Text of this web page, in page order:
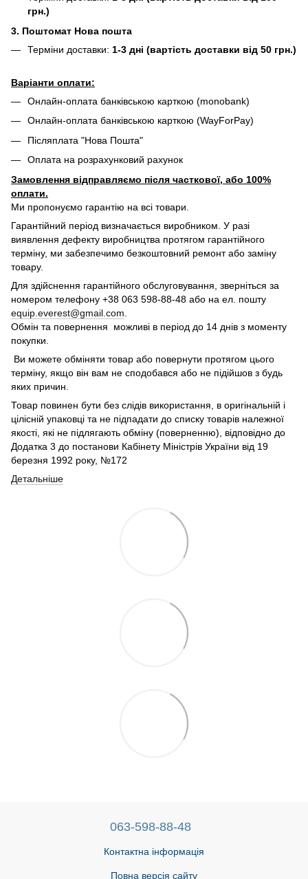
грн.)
3. Поштомат Нова пошта
Терміни доставки: 1-3 дні (вартість доставки від 50 грн.)
Варіанти оплати:
Онлайн-оплата банківською карткою (monobank)
Онлайн-оплата банківською карткою (WayForPay)
Післяплата "Нова Пошта"
Оплата на розрахунковий рахунок
Замовлення відправляємо після часткової, або 100%
оплати.
Ми пропонуємо гарантію на всі товари.
Гарантійний період визначається виробником. У разі
виявлення дефекту виробництва протягом гарантійного
терміну, ми забезпечимо безкоштовний ремонт або заміну
товару.
Для здійснення гарантійного обслуговування, зверніться за
номером телефону +38 063 598-88-48 або на ел. пошту
equip.everest@gmail.com
Обмін та повернення можливі в період до 14 днів з моменту
покупки.
Ви можете обміняти товар або повернути протягом цього
терміну, якщо він вам не сподобався або не підійшов з будь
яких причин.
Товар повинен бути без слідів використання, в оригінальній і
цілісній упаковці та не підпадати до списку товарів належної
якості, які не підлягають обміну (поверненню), відповідно до
Додатка 3 до постанови Кабінету Міністрів України від 19
березня 1992 року, №172
Детальніше
063-598-88-48
Контактна інформація
Повна версія сайту